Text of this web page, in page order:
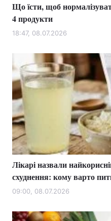
Що їсти, щоб
4 продукти
18:47, 08.07.2026
Лікарі назвали
схуднення: кому варто
09:00, 08.07.2026